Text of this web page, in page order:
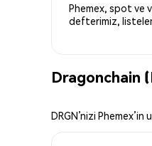
Phemex, spot ve
defterimiz,
Dragonchain
DRGN’nizi